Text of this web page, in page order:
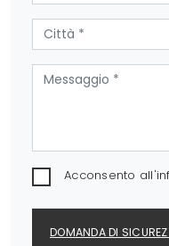
Acconsento
DOMANDA DI